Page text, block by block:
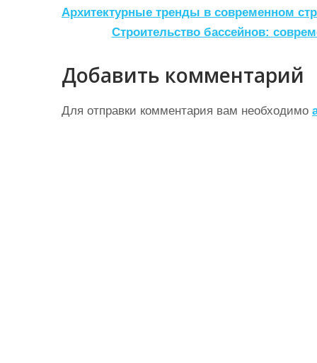
Н
в
и
г
Архитектурные тренды в современном
Строительство бассейнов:
Добавить комментарий
Для отправки комментария вам необходимо